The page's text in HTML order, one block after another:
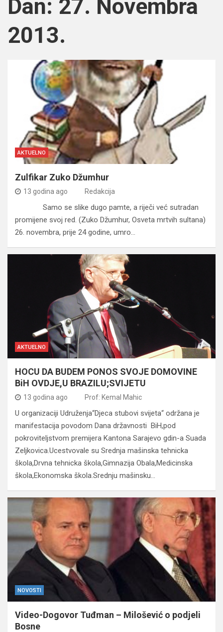
Dan: 27. Novembra
2013.
AKTUELNO
Zulfikar Zuko Džumhur
13 godina ago Redakcija
Samo se slike dugo pamte, a riječi već sutradan
promijene svoj red. (Zuko Džumhur, Osveta mrtvih sultana)
26. novembra, prije 24 godine, umro…
AKTUELNO
HOCU DA BUDEM PONOS SVOJE DOMOVINE
BiH OVDJE,U BRAZILU;SVIJETU
13 godina ago Prof: Kemal Mahic
U organizaciji Udruženja“Djeca stubovi svijeta“ održana je
manifestacija povodom Dana državnosti BiH,pod
pokroviteljstvom premijera Kantona Sarajevo gdin-a Suada
Zeljkovica.Ucestvovale su Srednja mašinska tehnicka
škola,Drvna tehnicka škola,Gimnazija Obala,Medicinska
škola,Ekonomska škola.Srednju mašinsku…
NOVOSTI
Video-Dogovor Tuđman – Milošević o podjeli
Bosne